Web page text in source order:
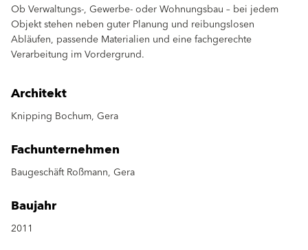
Ob Verwaltungs-, Gewerbe- oder Wohnungsbau – bei jedem
Objekt stehen neben guter Planung und reibungslosen
Abläufen, passende Materialien und eine fachgerechte
Verarbeitung im Vordergrund.
Architekt
Knipping Bochum, Gera
Fachunternehmen
Baugeschäft Roßmann, Gera
Baujahr
2011